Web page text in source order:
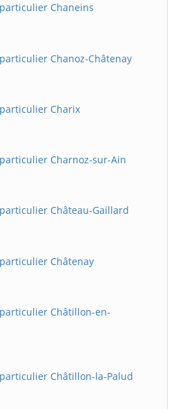
Chaneins
Chanoz-Châtenay
Charix
Charnoz-sur-Ain
Château-Gaillard
Châtenay
Châtillon-en-
Châtillon-la-Palud